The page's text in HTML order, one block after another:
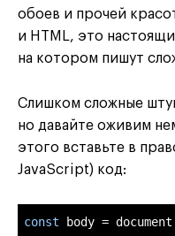
обоев и прочей
и HTML, это
на котором пишут
Слишком сложные
но давайте оживим
этого вставьте в
JavaScript) код:
const body = document